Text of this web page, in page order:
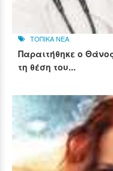
ΤΟΠΙΚΑ ΝΕΑ
Παραιτήθηκε ο
τη θέση του...